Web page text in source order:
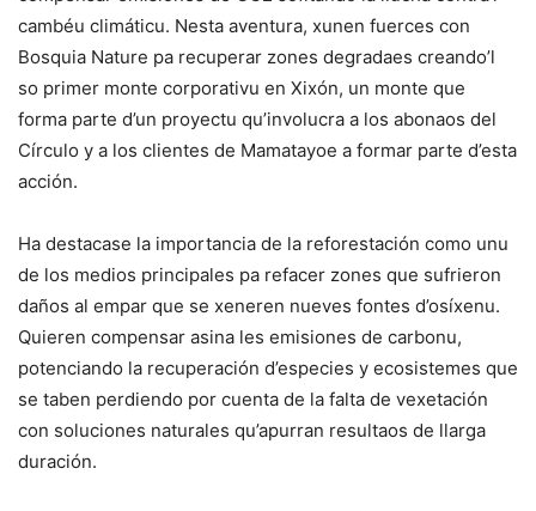
cambéu climáticu. Nesta aventura, xunen fuerces con
Bosquia Nature pa recuperar zones degradaes creando’l
so primer monte corporativu en Xixón, un monte que
forma parte d’un proyectu qu’involucra a los abonaos del
Círculo y a los clientes de Mamatayoe a formar parte d’esta
acción.
Ha destacase la importancia de la reforestación como unu
de los medios principales pa refacer zones que sufrieron
daños al empar que se xeneren nueves fontes d’osíxenu.
Quieren compensar asina les emisiones de carbonu,
potenciando la recuperación d’especies y ecosistemes que
se taben perdiendo por cuenta de la falta de vexetación
con soluciones naturales qu’apurran resultaos de llarga
duración.